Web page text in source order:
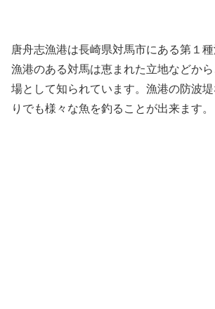
唐舟志漁港は長崎県対馬市にある第１
漁港のある対馬は恵まれた立地などか
場として知られています。漁港の防波
りでも様々な魚を釣ることが出来ます。